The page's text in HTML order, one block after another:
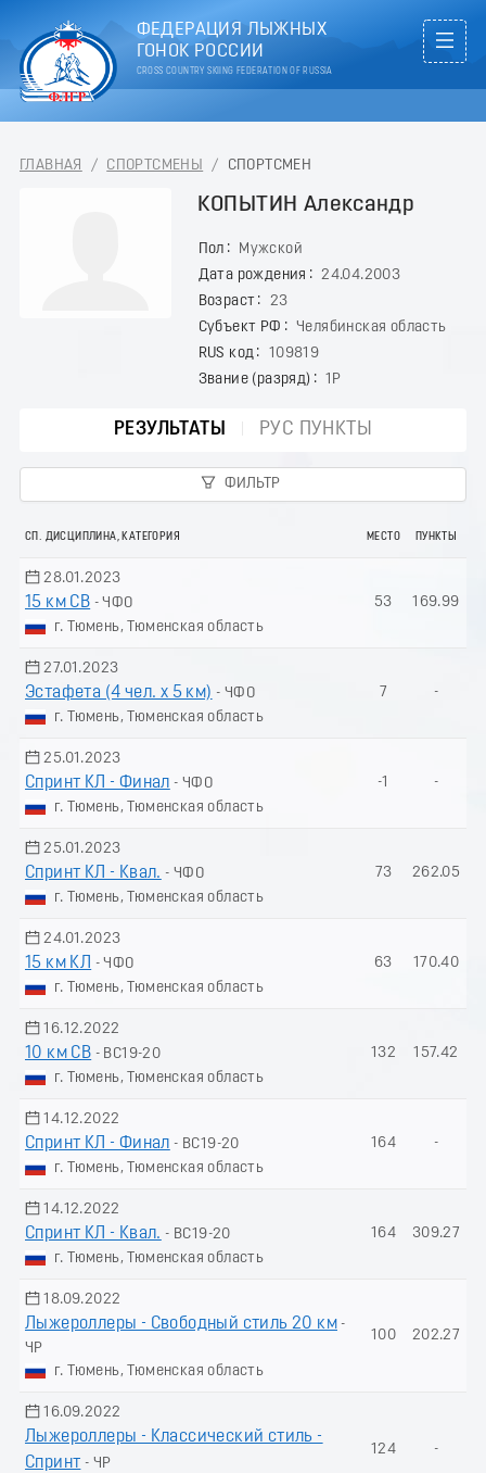
ФЕДЕРАЦИЯ ЛЫЖНЫХ
ГОНОК РОССИИ
CROSS COUNTRY SKIING FEDERATION OF RUSSIA
ГЛАВНАЯ / СПОРТСМЕНЫ / СПОРТСМЕН
КОПЫТИН Александр
Пол
Мужской
Дата рождения
24.04.2003
Возраст
23
Субъект РФ
Челябинская область
RUS код
109819
Звание (разряд)
1Р
РЕЗУЛЬТАТЫ РУС ПУНКТЫ
ФИЛЬТР
СП. ДИСЦИПЛИНА, КАТЕГОРИЯ МЕСТО ПУНКТЫ
28.01.2023
15 км СВ - ЧФО
г. Тюмень, Тюменская область
53 169.99
27.01.2023
Эстафета (4 чел. х 5 км) - ЧФО
г. Тюмень, Тюменская область
7 -
25.01.2023
Спринт КЛ - Финал - ЧФО
г. Тюмень, Тюменская область
-1 -
25.01.2023
Спринт КЛ - Квал. - ЧФО
г. Тюмень, Тюменская область
73 262.05
24.01.2023
15 км КЛ
- ЧФО
г. Тюмень, Тюменская область
63 170.40
16.12.2022
10 км СВ - ВС19-20
г. Тюмень, Тюменская область
132 157.42
14.12.2022
Спринт КЛ - Финал - ВС19-20
г. Тюмень, Тюменская область
164 -
14.12.2022
Спринт КЛ - Квал. - ВС19-20
г. Тюмень, Тюменская область
164 309.27
18.09.2022
Лыжероллеры - Свободный стиль 20 км -
ЧР
г. Тюмень, Тюменская область
100 202.27
16.09.2022
Лыжероллеры - Классический стиль -
Спринт - ЧР
124 -